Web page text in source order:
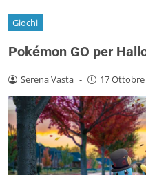
Giochi
Pokémon GO per
Serena Vasta - 17 Ottobre